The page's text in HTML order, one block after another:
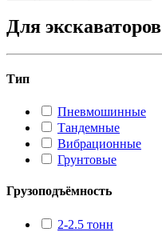
Для экскаваторов
Тип
Пневмошинные
Тандемные
Вибрационные
Грунтовые
Грузоподъёмность
2-2.5 тонн